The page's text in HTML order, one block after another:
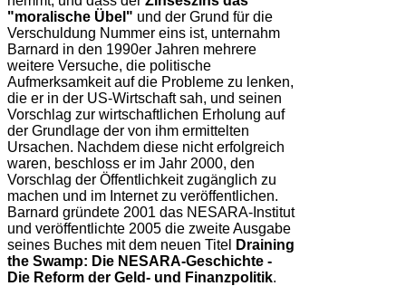
"moralische Übel" und der Grund für die
Verschuldung Nummer eins ist, unternahm
Barnard in den 1990er Jahren mehrere
weitere Versuche, die politische
Aufmerksamkeit auf die Probleme zu lenken,
die er in der US-Wirtschaft sah, und seinen
Vorschlag zur wirtschaftlichen Erholung auf
der Grundlage der von ihm ermittelten
Ursachen. Nachdem diese nicht erfolgreich
waren, beschloss er im Jahr 2000, den
Vorschlag der Öffentlichkeit zugänglich zu
machen und im Internet zu veröffentlichen.
Barnard gründete 2001 das NESARA-Institut
und veröffentlichte 2005 die zweite Ausgabe
seines Buches mit dem neuen Titel
Draining
the Swamp: Die NESARA-Geschichte -
Die Reform der Geld- und Finanzpolitik.